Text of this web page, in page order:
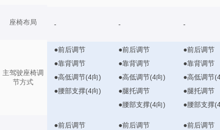
座椅布局
主驾驶座椅调
节方式
- - -
●前后调节
●靠背调节
●高低调节(4向)
●腰部支撑(4向)
●前后调节
●靠背调节
●高低调节(4向)
●腿托调节
●腰部支撑(4向)
●前后调节
●靠背调节
●高低调节
●腿托调节
●腰部支撑
●前后调节
●前后调节
●前后调节